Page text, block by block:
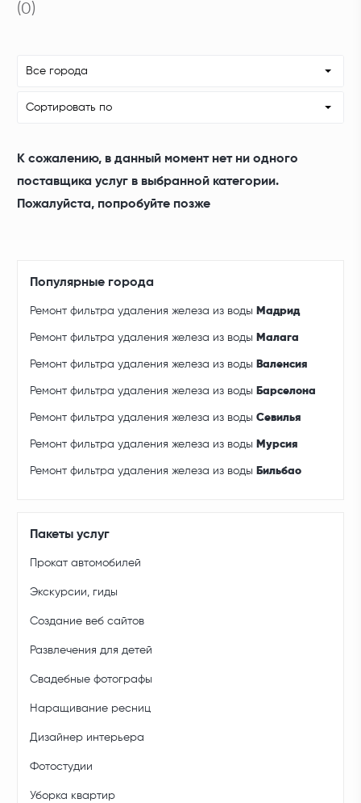
(0)
Все города
Сортировать по
К сожалению, в данный момент нет ни одного
поставщика услуг в выбранной категории.
Пожалуйста, попробуйте позже
Популярные города
Ремонт фильтра удаления железа из воды Мадрид
Ремонт фильтра удаления железа из воды Малага
Ремонт фильтра удаления железа из воды Валенсия
Ремонт фильтра удаления железа из воды Барселона
Ремонт фильтра удаления железа из водыСевилья
Ремонт фильтра удаления железа из воды Мурсия
Ремонт фильтра удаления железа из воды Бильбао
Пакеты услуг
Прокат автомобилей
Экскурсии, гиды
Создание веб сайтов
Развлечения для детей
Свадебные фотографы
Наращивание ресниц
Дизайнер интерьера
Фотостудии
Уборка квартир